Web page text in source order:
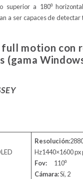
superior a 180⁰
a ser capaces de detectar
motion con
(gama
Resolución:
Hz1440×1600 px
Fov: 110⁰
Cámara:Sí, 2